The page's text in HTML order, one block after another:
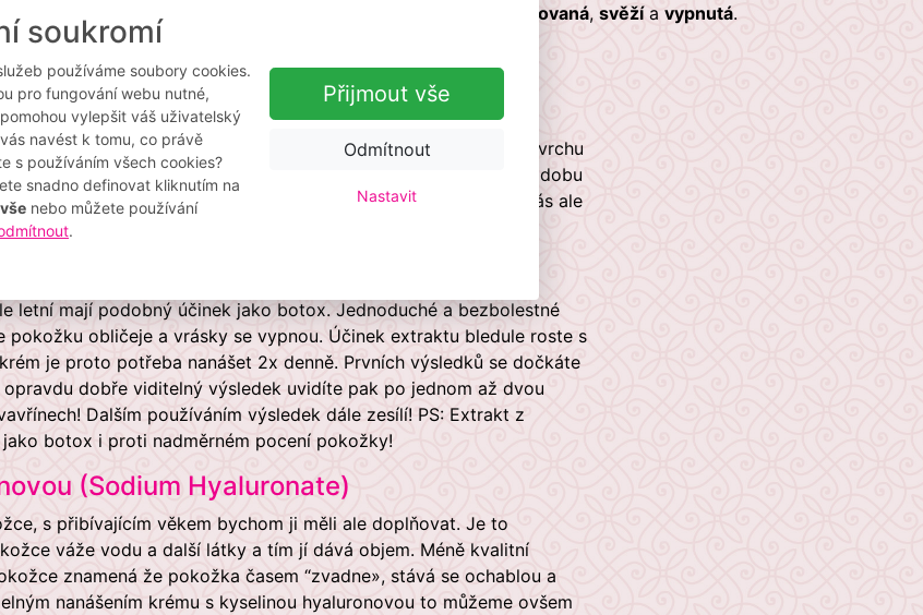
soukromí
používáme soubory cookies.
pro fungování webu nutné,
vylepšit váš uživatelský
navést k tomu, co právě
s používáním všech cookies?
snadno definovat kliknutím na
nebo můžete používání
.
Přijmout vše
Odmítnout
Nastavit
hydratovaná, svěžía vypnutá.
pokožky, protože obsahuje:
- extrakt ze semen
napínají a zpevňují pokožku tím, že vytvoří na jejím povrchu
pokožky nastává již po třech minutách a účinek trvá po dobu
viditelný zejména na čele a vráskách v oční oblasti, určitě Vás ale
i na krk a dekolt.
Aestivum) – extrakt z cibulky
letní mají podobný účinek jako botox. Jednoduché a bezbolestné
pokožku obličeje a vrásky se vypnou. Účinek extraktu bledule roste s
je proto potřeba nanášet 2x denně. Prvních výsledků se dočkáte
dobře viditelný výsledek uvidíte pak po jednom až dvou
Dalším používáním výsledek dále zesílí! PS: Extrakt z
botox i proti nadměrném pocení pokožky!
(Sodium Hyaluronate)
s přibívajícím věkem bychom ji měli ale doplňovat. Je to
váže vodu a další látky a tím jí dává objem. Méně kvalitní
znamená že pokožka časem “zvadne», stává se ochablou a
nanášením krému s kyselinou hyaluronovou to můžeme ovšem